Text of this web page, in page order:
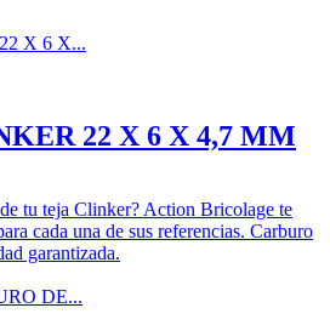
22 X 6 X 4,7 MM
tu teja Clinker? Action Bricolage te
cada una de sus referencias. Carburo
garantizada.